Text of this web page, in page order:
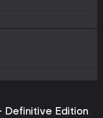
Definitive Edition